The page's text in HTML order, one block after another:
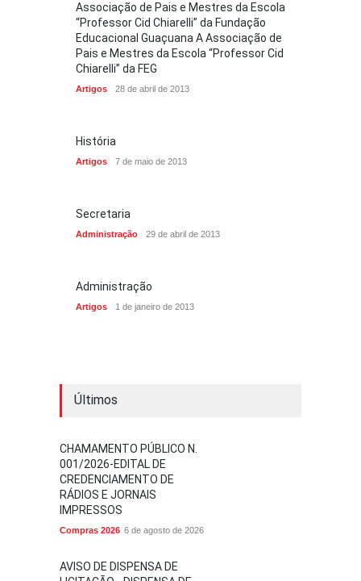
Associação de Pais e Mestres da Escola
“Professor Cid Chiarelli” da Fundação
Educacional Guaçuana A Associação de
Pais e Mestres da Escola “Professor Cid
Chiarelli” da FEG
Artigos 28 de abril de 2013
História
Artigos 7 de maio de 2013
Secretaria
Administração 29 de abril de 2013
Administração
Artigos 1 de janeiro de 2013
Últimos
CHAMAMENTO PÚBLICO N.
001/2026-EDITAL DE
CREDENCIAMENTO DE
RÁDIOS E JORNAIS
IMPRESSOS
Compras 2026 6 de agosto de 2026
AVISO DE DISPENSA DE